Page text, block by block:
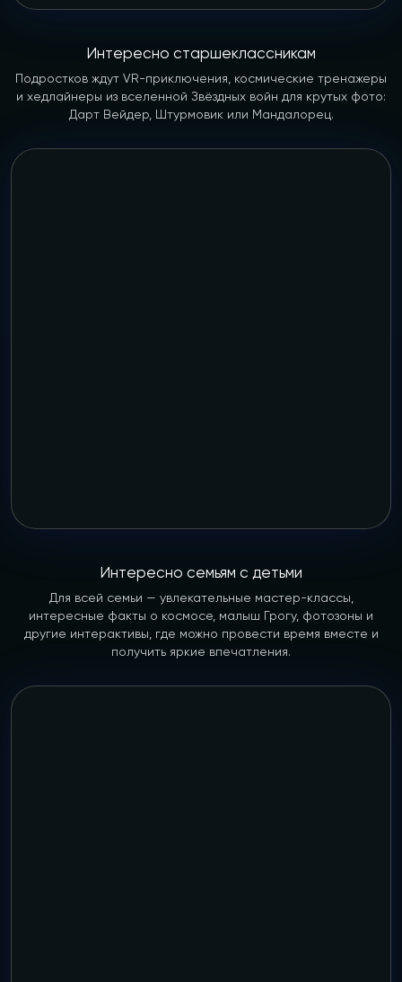
Интересно старшеклассникам
Подростков ждут VR-приключения, космические тренажеры
и хедлайнеры из вселенной Звёздных войн для крутых фото:
Дарт Вейдер, Штурмовик или Мандалорец.
Интересно семьям с детьми
Для всей семьи — увлекательные мастер-классы,
интересные факты о космосе, малыш Грогу, фотозоны и
другие интерактивы, где можно провести время вместе и
получить яркие впечатления.